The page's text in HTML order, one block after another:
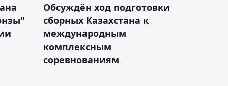
Обсуждён ход подготовки
сборных Казахстана к
международным
комплексным
соревнованиям